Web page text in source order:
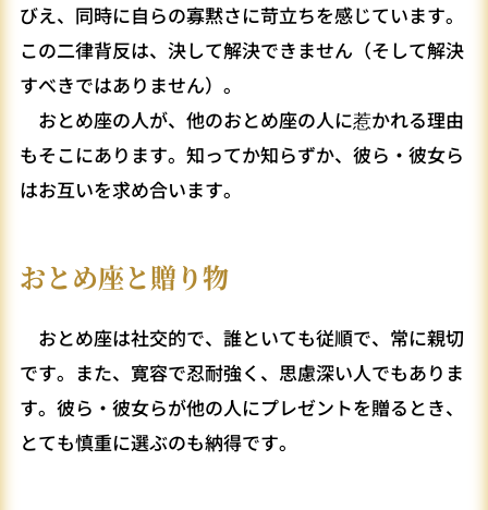
びえ、同時に自らの寡黙さに苛立ちを感じています。
この二律背反は、決して解決できません（そして解決
すべきではありません）。
おとめ座の人が、他のおとめ座の人に惹かれる理由
もそこにあります。知ってか知らずか、彼ら・彼女ら
はお互いを求め合います。
おとめ座と贈り物
おとめ座は社交的で、誰といても従順で、常に親切
です。また、寛容で忍耐強く、思慮深い人でもありま
す。彼ら・彼女らが他の人にプレゼントを贈るとき、
とても慎重に選ぶのも納得です。